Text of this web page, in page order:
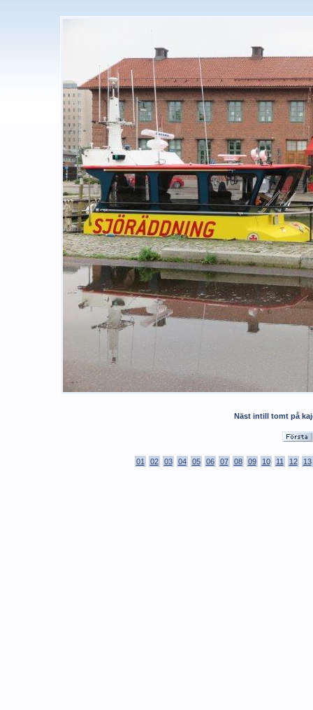
Näst intill tomt på
01 02 03 04 05 06 07 08 09 10 11 12 13